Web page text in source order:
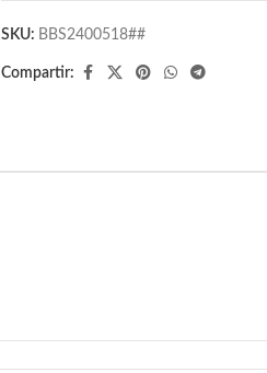
SKU: BBS2400518##
Compartir: